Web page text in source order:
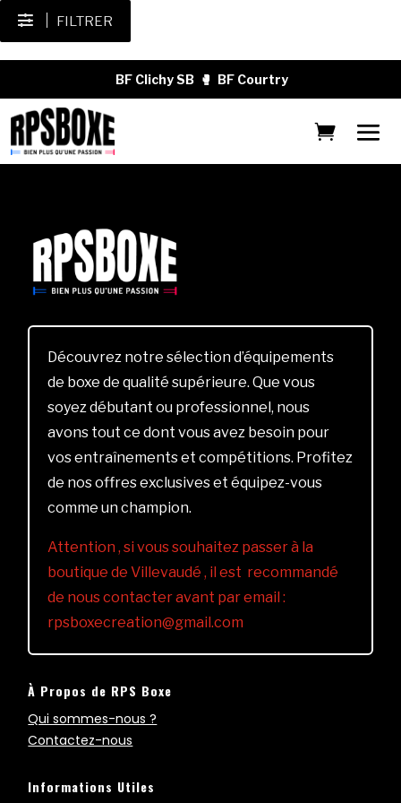
FILTRER
BF Clichy SB 🥊 BF Courtry
Découvrez notre sélection d’équipements
de boxe de qualité supérieure. Que vous
soyez débutant ou professionnel, nous
avons tout ce dont vous avez besoin pour
vos entraînements et compétitions. Profitez
de nos offres exclusives et équipez-vous
comme un champion.
Attention , si vous souhaitez passer à la
boutique de Villevaudé , il est recommandé
de nous contacter avant par email :
rpsboxecreation@gmail.com
À Propos de RPS Boxe
Qui sommes-nous ?
Contactez-nous
Informations Utiles